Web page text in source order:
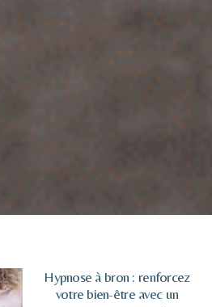
Hypnose à bron : renforcez
votre bien-être avec un